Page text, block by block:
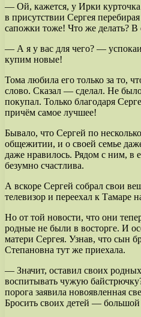
— Ой, кажется, у Ирки
в присутствии Сергея
сапожки тоже! Что же делать?
— А я у вас для чего? —
купим новые!
Тома любила его только за то,
слово. Сказал — сделал. Не
покупал. Только благодаря
причём самое лучшее!
Бывало, что Сергей по
общежитии, и о своей семье
даже нравилось. Рядом с ним, в
безумно счастлива.
А вскоре Сергей собрал свои
телевизор и переехал к Тамаре
Но от той новости, что они
родные не были в восторге. И
матери Сергея. Узнав, что сын
Степановна тут же приехала.
— Значит, оставил своих
воспитывать чужую
порога заявила новоявленная
Бросить своих детей —